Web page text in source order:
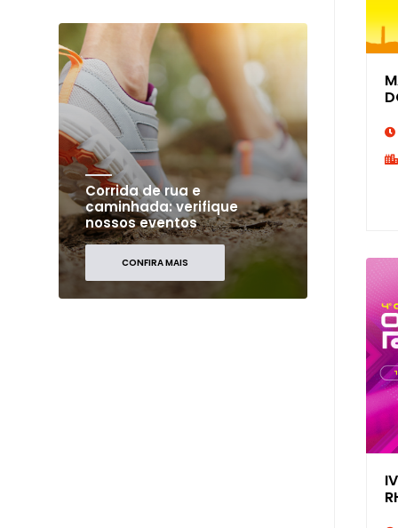
Corrida de rua e
caminhada: verifique
nossos eventos
CONFIRA MAIS